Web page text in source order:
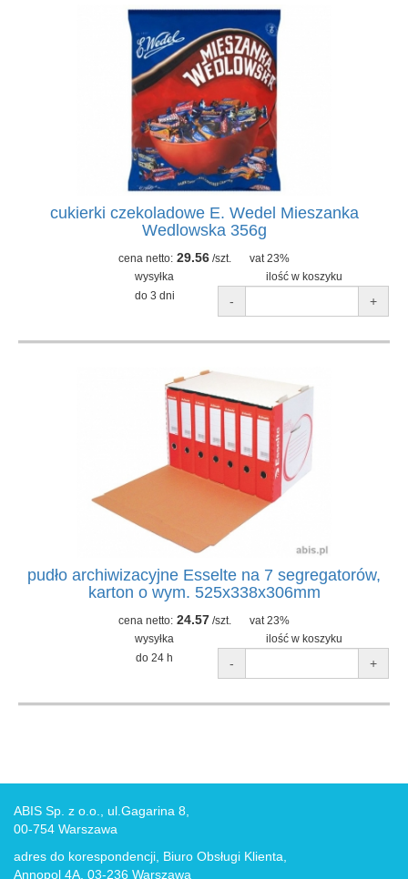
cukierki czekoladowe E. Wedel Mieszanka
Wedlowska 356g
cena netto: 29.56 /szt.
vat 23%
wysyłka
ilość w koszyku
do 3 dni
- +
pudło archiwizacyjne Esselte na 7 segregatorów,
karton o wym. 525x338x306mm
cena netto: 24.57 /szt.
vat 23%
wysyłka
ilość w koszyku
do 24 h
- +
ABIS Sp. z o.o., ul.Gagarina 8,
00-754 Warszawa
adres do korespondencji, Biuro Obsługi Klienta,
Annopol 4A, 03-236 Warszawa